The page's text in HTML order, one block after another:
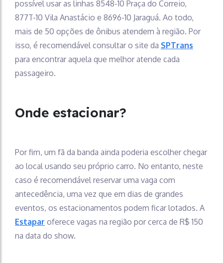
possível usar as linhas 8548-10 Praça do Correio,
877T-10 Vila Anastácio e 8696-10 Jaraguá. Ao todo,
mais de 50 opções de ônibus atendem à região. Por
isso, é recomendável consultar o site da SPTrans
para encontrar aquela que melhor atende cada
passageiro.
Onde estacionar?
Por fim, um fã da banda ainda poderia escolher chegar
ao local usando seu próprio carro. No entanto, neste
caso é recomendável reservar uma vaga com
antecedência, uma vez que em dias de grandes
eventos, os estacionamentos podem ficar lotados. A
Estapar oferece vagas na região por cerca de R$ 150
na data do show.